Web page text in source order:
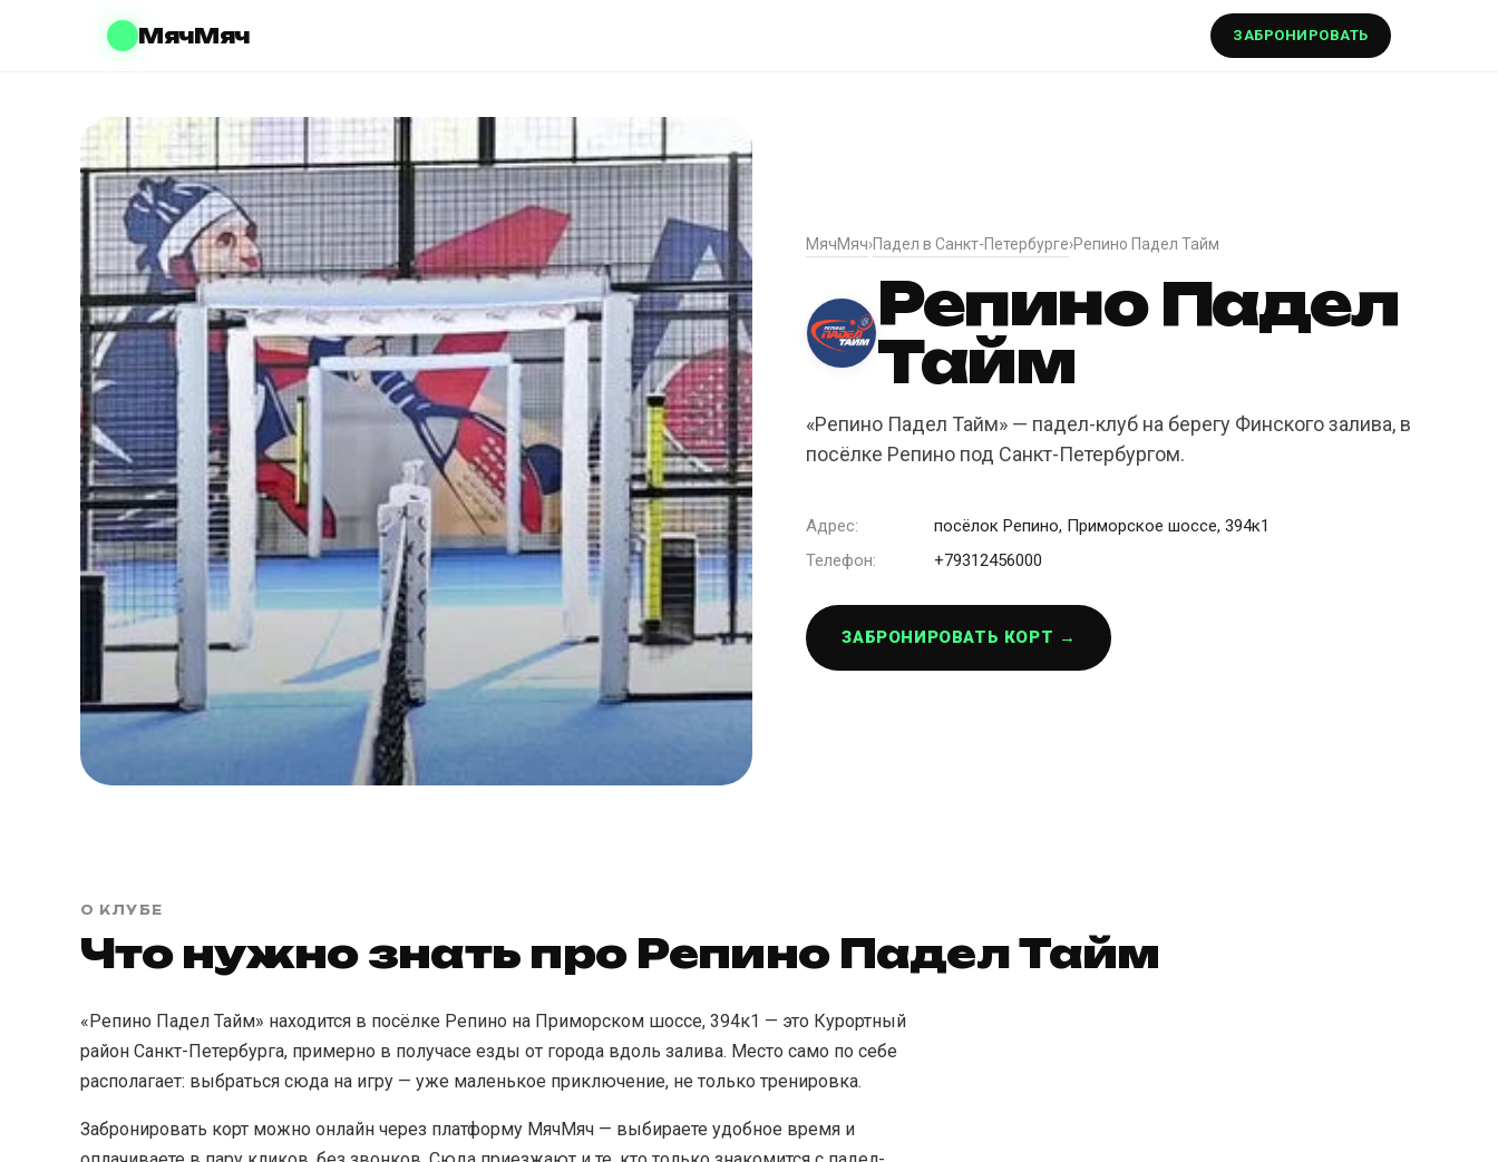
МячМяч ЗАБРОНИРОВАТЬ
МячМяч›Падел в Санкт-Петербурге›Репино Падел Тайм
Репино Падел
Тайм
«Репино Падел Тайм» — падел-клуб на берегу Финского залива, в
посёлке Репино под Санкт-Петербургом.
Адрес:
посёлок Репино, Приморское шоссе, 394к1
Телефон:
+79312456000
ЗАБРОНИРОВАТЬ КОРТ →
О КЛУБЕ
Что нужно знать про Репино Падел Тайм
«Репино Падел Тайм» находится в посёлке Репино на Приморском шоссе, 394к1 — это Курортный
район Санкт-Петербурга, примерно в получасе езды от города вдоль залива. Место само по себе
располагает: выбраться сюда на игру — уже маленькое приключение, не только тренировка.
Забронировать корт можно онлайн через платформу МячМяч — выбираете удобное время и